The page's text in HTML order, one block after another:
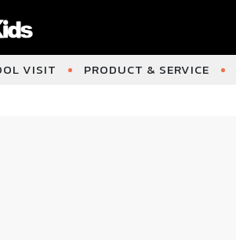
VISIT PRODUCT & SERVICE